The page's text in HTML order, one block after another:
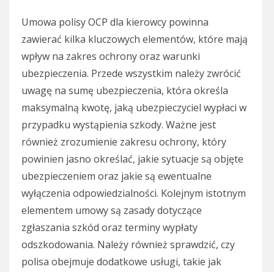
Umowa polisy OCP dla kierowcy powinna
zawierać kilka kluczowych elementów, które mają
wpływ na zakres ochrony oraz warunki
ubezpieczenia. Przede wszystkim należy zwrócić
uwagę na sumę ubezpieczenia, która określa
maksymalną kwotę, jaką ubezpieczyciel wypłaci w
przypadku wystąpienia szkody. Ważne jest
również zrozumienie zakresu ochrony, który
powinien jasno określać, jakie sytuacje są objęte
ubezpieczeniem oraz jakie są ewentualne
wyłączenia odpowiedzialności. Kolejnym istotnym
elementem umowy są zasady dotyczące
zgłaszania szkód oraz terminy wypłaty
odszkodowania. Należy również sprawdzić, czy
polisa obejmuje dodatkowe usługi, takie jak